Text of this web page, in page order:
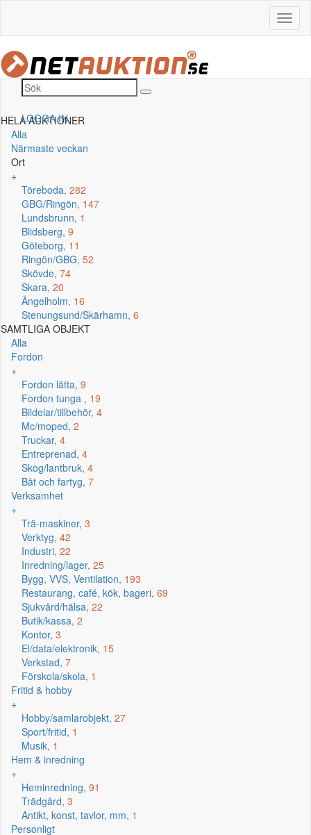
LOGGA IN
HELA AUKTIONER
Alla
Närmaste veckan
Ort
+
Töreboda, 282
GBG/Ringön, 147
Lundsbrunn, 1
Blidsberg, 9
Göteborg, 11
Ringön/GBG, 52
Skövde, 74
Skara, 20
Ängelholm, 16
Stenungsund/Skärhamn, 6
SAMTLIGA OBJEKT
Alla
Fordon
+
Fordon lätta, 9
Fordon tunga , 19
Bildelar/tillbehör, 4
Mc/moped, 2
Truckar, 4
Entreprenad, 4
Skog/lantbruk, 4
Båt och fartyg, 7
Verksamhet
+
Trä-maskiner, 3
Verktyg, 42
Industri, 22
Inredning/lager, 25
Bygg, VVS, Ventilation, 193
Restaurang, café, kök, bageri, 69
Sjukvård/hälsa, 22
Butik/kassa, 2
Kontor, 3
El/data/elektronik, 15
Verkstad, 7
Förskola/skola, 1
Fritid & hobby
+
Hobby/samlarobjekt, 27
Sport/fritid, 1
Musik, 1
Hem & inredning
+
Heminredning, 91
Trädgård, 3
Antikt, konst, tavlor, mm, 1
Personligt